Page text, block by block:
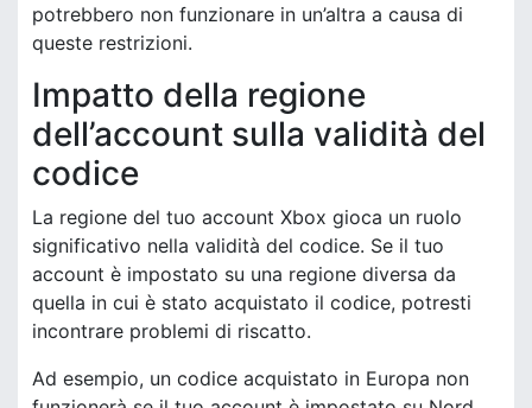
potrebbero non funzionare in un’altra a causa di
queste restrizioni.
Impatto della regione
dell’account sulla validità del
codice
La regione del tuo account Xbox gioca un ruolo
significativo nella validità del codice. Se il tuo
account è impostato su una regione diversa da
quella in cui è stato acquistato il codice, potresti
incontrare problemi di riscatto.
Ad esempio, un codice acquistato in Europa non